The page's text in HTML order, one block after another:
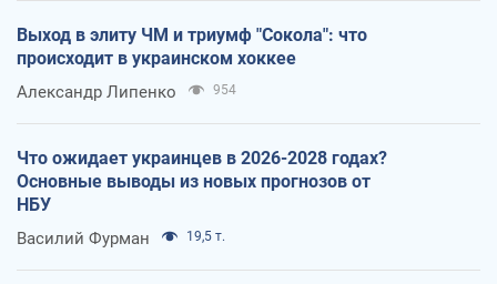
Выход в элиту ЧМ и триумф "Сокола": что
происходит в украинском хоккее
Александр Липенко 954
Что ожидает украинцев в 2026-2028 годах?
Основные выводы из новых прогнозов от
НБУ
Василий Фурман 19,5 т.